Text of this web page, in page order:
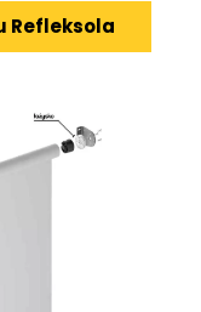
Refleksola